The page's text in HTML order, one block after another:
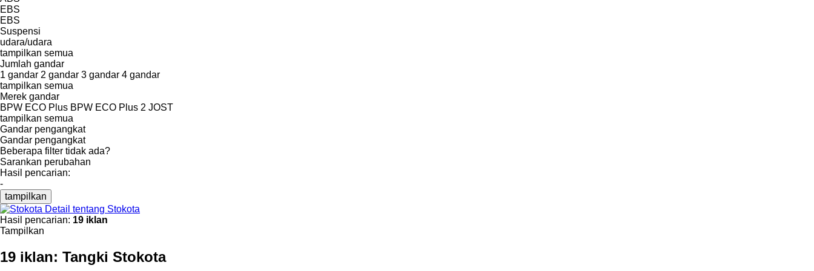
EBS
EBS
Suspensi
udara/udara
tampilkan semua
Jumlah gandar
1 gandar 2 gandar 3 gandar 4 gandar
tampilkan semua
Merek gandar
BPW ECO Plus BPW ECO Plus 2 JOST
tampilkan semua
Gandar pengangkat
Gandar pengangkat
Beberapa filter tidak ada?
Sarankan perubahan
Hasil pencarian:
-
tampilkan
Detail tentang Stokota
Hasil pencarian: 19 iklan
Tampilkan
19 iklan: Tangki Stokota